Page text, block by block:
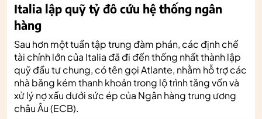
Italia lập quỹ tỷ đô cứu hệ thống ngân
hàng
Sau hơn một tuần tập trung đàm phán, các định chế
tài chính lớn của Italia đã đi đến thống nhất thành lập
quỹ đầu tư chung, có tên gọi Atlante, nhằm hỗ trợ các
nhà băng kém thanh khoản trong lộ trình tăng vốn và
xử lý nợ xấu dưới sức ép của Ngân hàng trung ương
châu Âu (ECB).